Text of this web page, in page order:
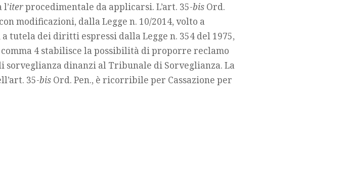
iterprocedimentale da applicarsi. L’art. 35-bis Ord.
modificazioni, dalla Legge n. 10/2014, volto a
dei diritti espressi dalla Legge n. 354 del 1975,
4 stabilisce la possibilità di proporre reclamo
dinanzi al Tribunale di Sorveglianza. La
35-bis Ord. Pen., è ricorribile per Cassazione per